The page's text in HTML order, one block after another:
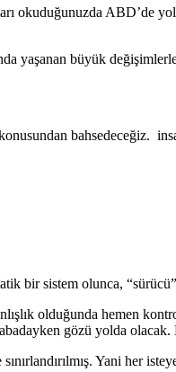
okuduğunuzda
yaşanan büyük
bahsedeceğiz.
bir sistem olunca,
olduğunda hemen
gözü yolda
Yani her